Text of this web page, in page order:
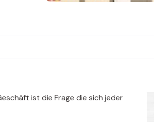
ist die Frage die sich jeder